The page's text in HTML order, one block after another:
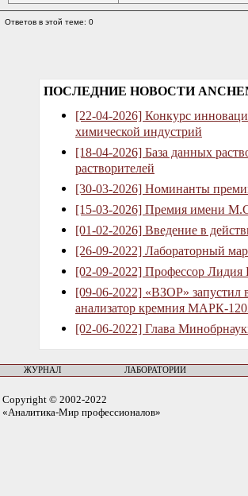
Ответов в этой теме: 0
ПОСЛЕДНИЕ НОВОСТИ
[22-04-2026] Конкурс
химической индустрий
[18-04-2026] База данных
растворителей
[30-03-2026] Номинанты
[15-03-2026] Премия имени
[01-02-2026] Введение в
[26-09-2022] Лабораторный
[02-09-2022] Профессор Лидия
[09-06-2022] «ВЗОР» запустил
анализатор кремния МАРК-
[02-06-2022] Глава
ЖУРНАЛ ЛАБОРАТОРИИ
Copyright © 2002-2022
«Аналитика-Мир профессионалов»